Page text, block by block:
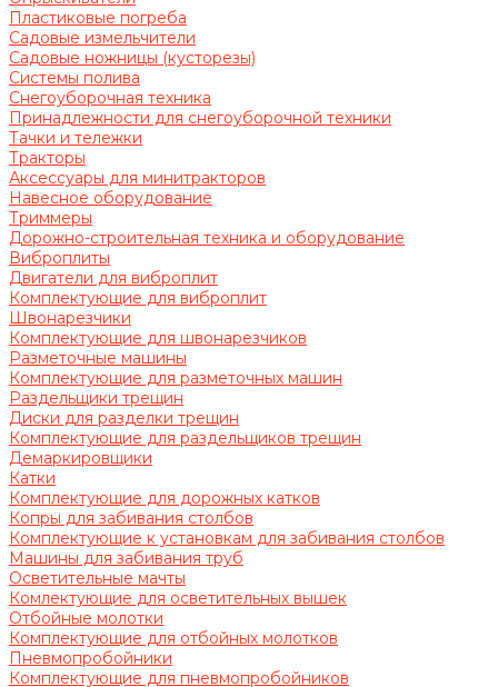
Пластиковые погреба
Садовые измельчители
Садовые ножницы (кусторезы)
Системы полива
Снегоуборочная техника
Принадлежности для снегоуборочной техники
Тачки и тележки
Тракторы
Аксессуары для минитракторов
Навесное оборудование
Триммеры
Дорожно-строительная техника и оборудование
Виброплиты
Двигатели для виброплит
Комплектующие для виброплит
Швонарезчики
Комплектующие для швонарезчиков
Разметочные машины
Комплектующие для разметочных машин
Раздельщики трещин
Диски для разделки трещин
Комплектующие для раздельщиков трещин
Демаркировщики
Катки
Комплектующие для дорожных катков
Копры для забивания столбов
Комплектующие к установкам для забивания столбов
Машины для забивания труб
Осветительные мачты
Комлектующие для осветительных вышек
Отбойные молотки
Комплектующие для отбойных молотков
Пневмопробойники
Комплектующие для пневмопробойников